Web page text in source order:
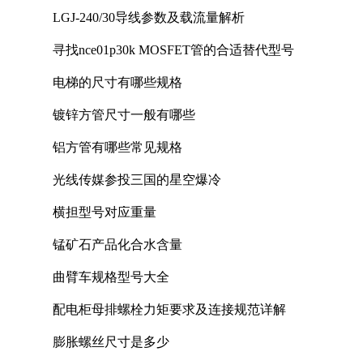
LGJ-240/30导线参数及载流量解析
寻找nce01p30k MOSFET管的合适替代型号
电梯的尺寸有哪些规格
镀锌方管尺寸一般有哪些
铝方管有哪些常见规格
光线传媒参投三国的星空爆冷
横担型号对应重量
锰矿石产品化合水含量
曲臂车规格型号大全
配电柜母排螺栓力矩要求及连接规范详解
膨胀螺丝尺寸是多少